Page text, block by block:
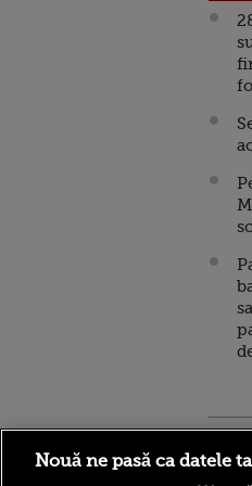
Nouă ne pasă ca datele